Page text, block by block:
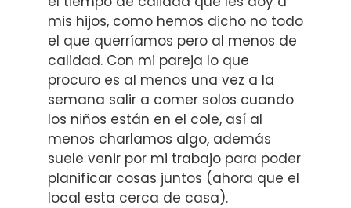
mis hijos, como hemos dicho no todo
el que querríamos pero al menos de
calidad. Con mi pareja lo que
procuro es al menos una vez a la
semana salir a comer solos cuando
los niños están en el cole, así al
menos charlamos algo, además
suele venir por mi trabajo para poder
planificar cosas juntos (ahora que el
local esta cerca de casa).